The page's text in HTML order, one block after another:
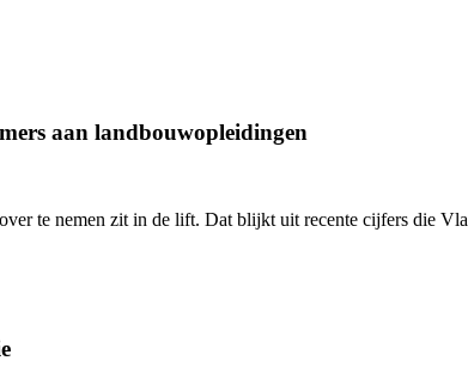
aan landbouwopleidingen
te nemen zit in de lift. Dat blijkt uit recente cijfers die